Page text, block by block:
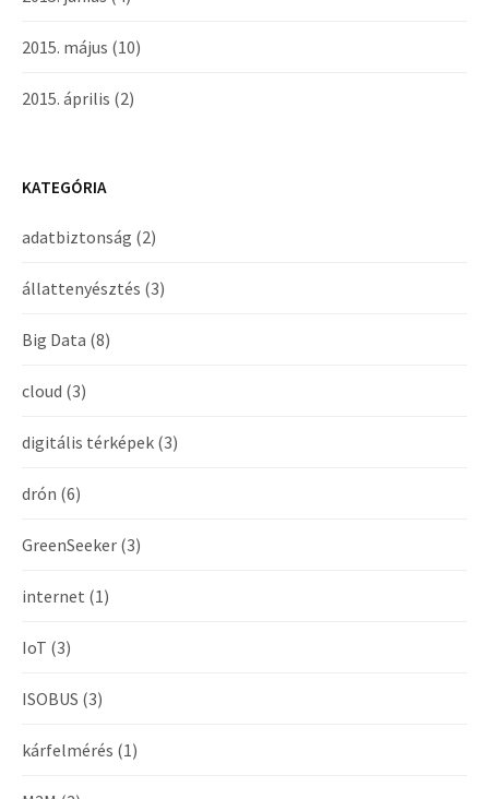
2015. május (10)
2015. április (2)
KATEGÓRIA
adatbiztonság (2)
állattenyésztés (3)
Big Data (8)
cloud (3)
digitális térképek (3)
drón (6)
GreenSeeker (3)
internet (1)
IoT (3)
ISOBUS (3)
kárfelmérés (1)